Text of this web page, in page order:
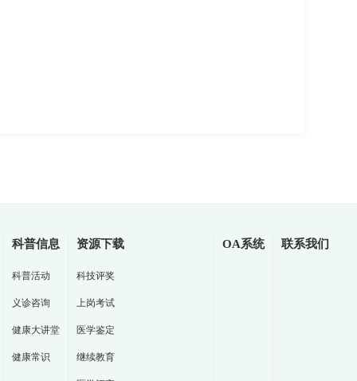
科普信息
科普活动
义诊咨询
健康大讲堂
健康常识
资源下载
科技评奖
上岗考试
医学鉴定
继续教育
OA系统 联系我们